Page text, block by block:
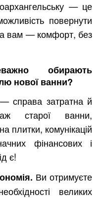
— це
повернути
а вам — комфорт, без
обирають
нової ванни?
— справа затратна й
старої ванни,
плитки, комунікацій
фінансових і
є!
Ви отримуєте
великих